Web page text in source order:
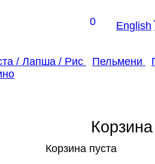
0 English
/ Лапша / Рис Пельмени
Корзина
Корзина пуста